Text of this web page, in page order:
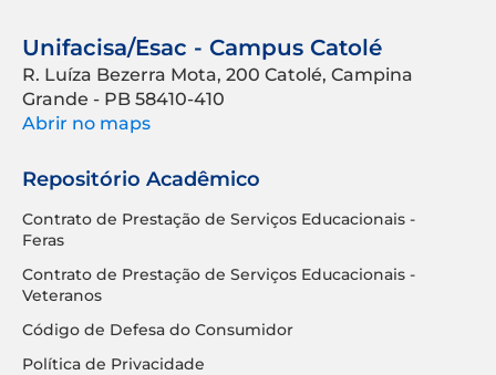
Unifacisa/Esac - Campus Catolé
R. Luíza Bezerra Mota, 200 Catolé, Campina
Grande - PB 58410-410
Abrir no maps
Repositório Acadêmico
Contrato de Prestação de Serviços Educacionais -
Feras
Contrato de Prestação de Serviços Educacionais -
Veteranos
Código de Defesa do Consumidor
Política de Privacidade